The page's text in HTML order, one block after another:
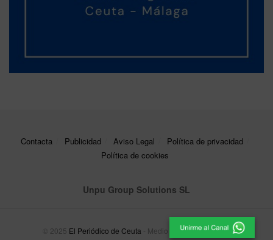
Contacta Publicidad Aviso Legal
Política de privacidad
Política de cookies
Unpu Group Solutions SL
© 2025 El Periódico de Ceuta - Medio de Comunicación